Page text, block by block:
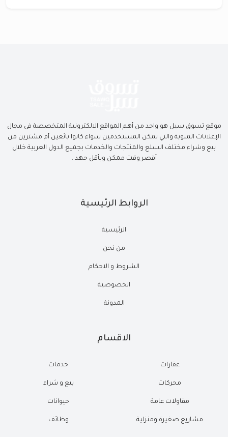
موقع تسوق سيل هو واحد من أهم المواقع الالكترونية المتخصصة في مجال
الإعلانات المبوبة والتي تمكن المستخدمين سواء كانوا بائعين أم مشترين من
بيع وشراء مختلف السلع والمنتجات والخدمات بجميع الدول العربية خلال
أقصر وقت ممكن وبأقل جهد .
الروابط الرئيسية
الرئيسية
من نحن
الشروط و الاحكام
الخصوصية
المدونة
الاقسام
عقارات
محركات
مقاولات عامة
مشاريع صغيرة ومنزلية
خدمات
بيع و شراء
حيوانات
وظائف